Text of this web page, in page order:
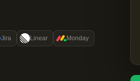
Jira Linear Monday